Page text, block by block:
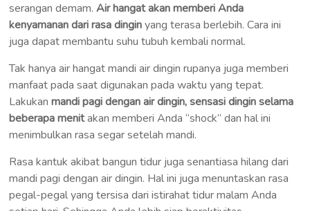
serangan demam.Air hangat akan memberi Anda
kenyamanan dari rasa dinginyang terasa berlebih. Cara ini
juga dapat membantu suhu tubuh kembali normal.
Tak hanya air hangat mandi air dingin rupanya juga memberi
manfaat pada saat digunakan pada waktu yang tepat.
Lakukanmandi pagi dengan air dingin, sensasi dingin selama
beberapa menitakan memberi Anda “shock” dan hal ini
menimbulkan rasa segar setelah mandi.
Rasa kantuk akibat bangun tidur juga senantiasa hilang dari
mandi pagi dengan air dingin. Hal ini juga menuntaskan rasa
pegal-pegal yang tersisa dari istirahat tidur malam Anda